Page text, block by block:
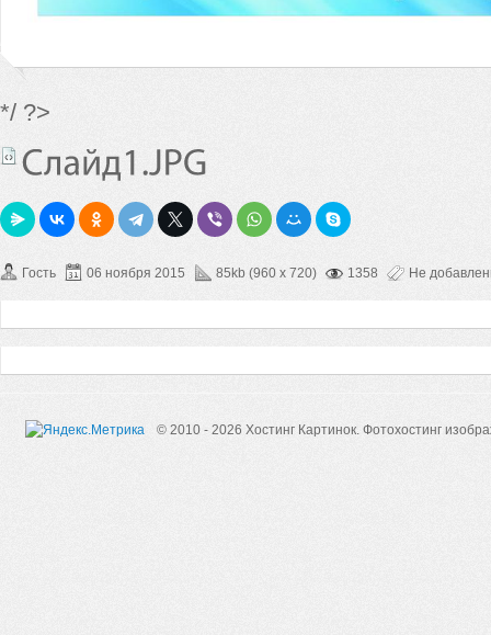
*/ ?>
Гость 06 ноября 2015 85kb (960 x 720) 1358 Не
© 2010 - 2026 Хостинг Картинок. Фотохостинг